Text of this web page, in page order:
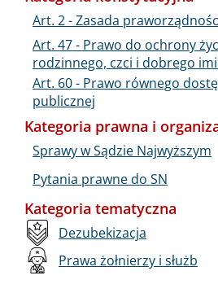
Art. 2 - Zasada
Art. 47 - Prawo do ochrony
rodzinnego, czci i dobrego
Art. 60 - Prawo równego
publicznej
Kategoria prawna i
Sprawy w Sądzie Najwyższym
Pytania prawne do SN
Kategoria tematyczna
Dezubekizacja
Prawa żołnierzy i służb